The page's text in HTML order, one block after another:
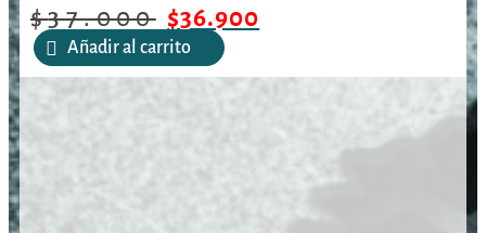
$37.000 $36.900
Añadir al carrito